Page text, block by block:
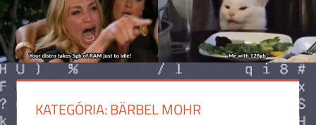
KATEGÓRIA:BÄRBEL MOHR